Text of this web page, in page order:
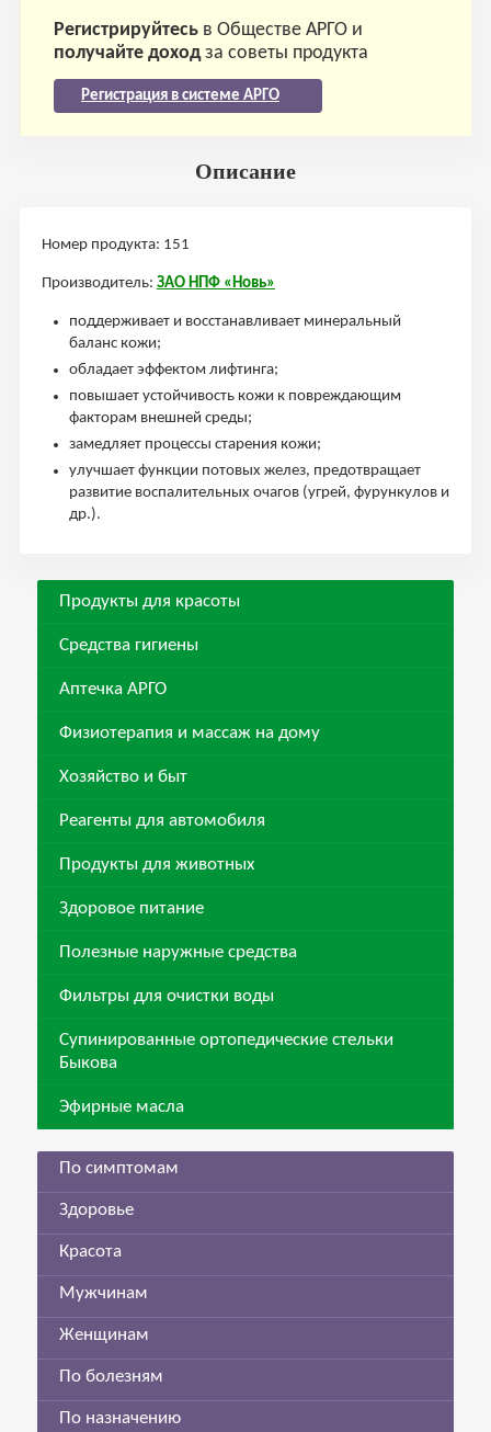
Регистрируйтесьв Обществе АРГО и
получайте доходза советы продукта
Регистрация в системе АРГО
Описание
Номер продукта: 151
Производитель: ЗАО НПФ «Новь»
поддерживает и восстанавливает минеральный
баланс кожи;
обладает эффектом лифтинга;
повышает устойчивость кожи к повреждающим
факторам внешней среды;
замедляет процессы старения кожи;
улучшает функции потовых желез, предотвращает
развитие воспалительных очагов (угрей, фурункулов и
др.).
Продукты для красоты
Средства гигиены
Аптечка АРГО
Физиотерапия и массаж на дому
Хозяйство и быт
Реагенты для автомобиля
Продукты для животных
Здоровое питание
Полезные наружные средства
Фильтры для очистки воды
Супинированные ортопедические стельки
Быкова
Эфирные масла
По симптомам
Здоровье
Красота
Мужчинам
Женщинам
По болезням
По назначению